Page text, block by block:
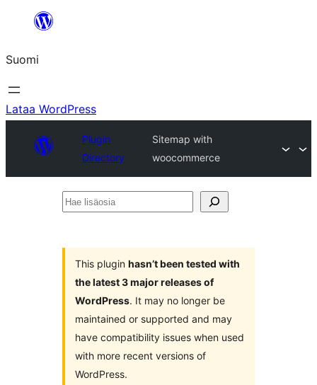
Suomi
Lataa WordPress
Plugin
Directory
Sitemap with
woocommerce
Hae
This plugin hasn’t been tested with
the latest 3 major releases of
WordPress. It may no longer be
maintained or supported and may
have compatibility issues when used
with more recent versions of
WordPress.